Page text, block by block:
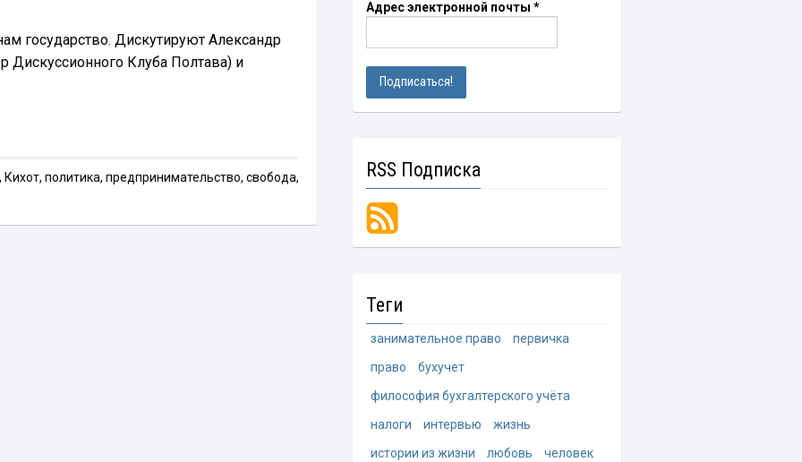
государство. Дискутируют Александр
Дискуссионного Клуба Полтава) и
Кихот, политика, предпринимательство, свобода,
Адрес электронной почты *
RSS Подписка
Теги
занимательное право
первичка
право
бухучет
философия бухгалтерского учёта
налоги
интервью
жизнь
истории из жизни
любовь
человек